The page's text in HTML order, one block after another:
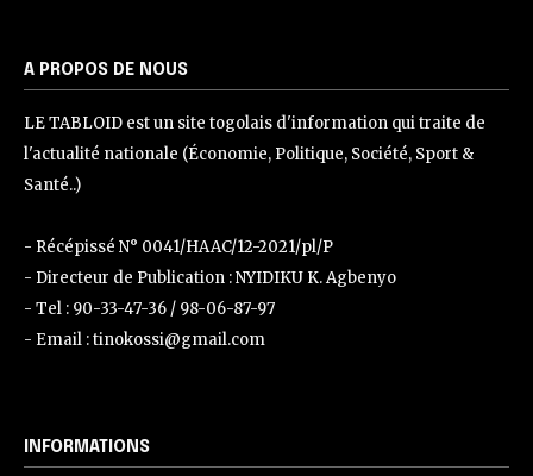
A PROPOS DE NOUS
LE TABLOID est un site togolais d'information qui traite de
l'actualité nationale (Économie, Politique, Société, Sport &
Santé..)
- Récépissé N° 0041/HAAC/12-2021/pl/P
- Directeur de Publication : NYIDIKU K. Agbenyo
- Tel : 90-33-47-36 / 98-06-87-97
- Email : tinokossi@gmail.com
INFORMATIONS